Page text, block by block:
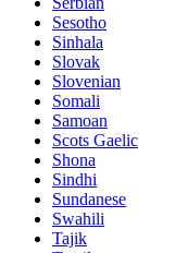
Sesotho
Sinhala
Slovak
Slovenian
Somali
Samoan
Scots Gaelic
Shona
Sindhi
Sundanese
Swahili
Tajik